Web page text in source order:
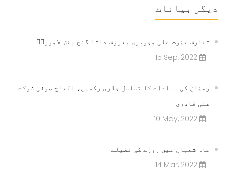
دیگر بیانات
تعارف حضرت علی ھجویری معروف داتا گنج بخش لاھوریؒ
15 Sep, 2022
رمضان کی عبادات کا تسلسل جاری رکھیں، الحاج صوفی شوکت
علی قادری
10 May, 2022
ماہ شعبان میں روزے کی فضیلت
14 Mar, 2022